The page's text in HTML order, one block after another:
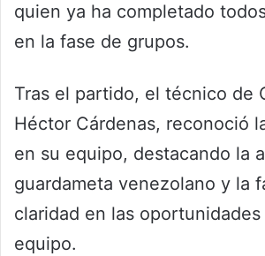
quien ya ha completado
en la fase de grupos.
Tras el partido, el técnico de
Héctor Cárdenas, reconoció
en su equipo, destacando la
guardameta venezolano y la
claridad en las
equipo.